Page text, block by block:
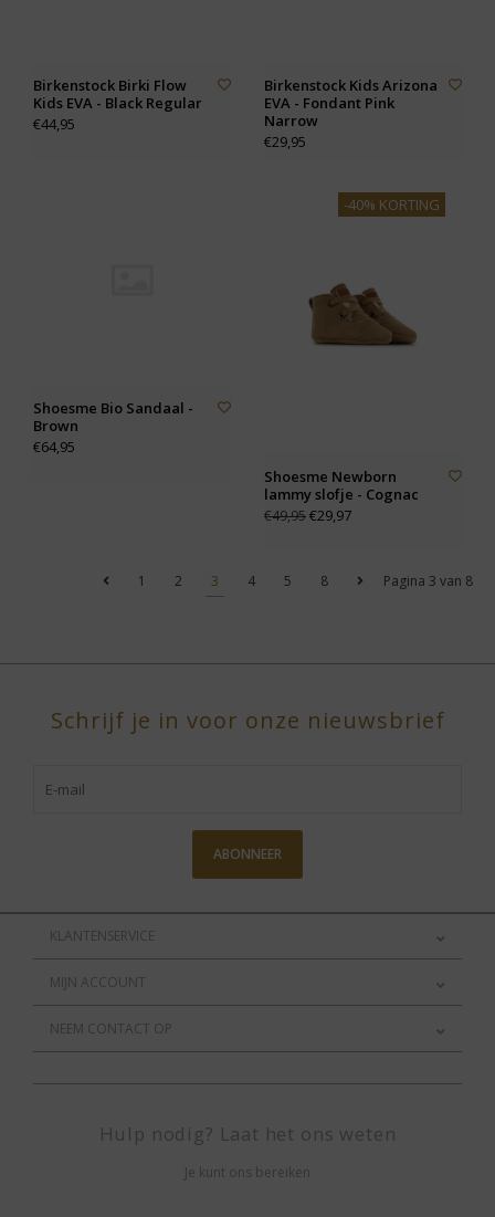
Birkenstock Birki Flow
Kids EVA - Black Regular
€44,95
Birkenstock Kids Arizona
EVA - Fondant Pink
Narrow
€29,95
Shoesme Bio Sandaal -
Brown
€64,95
-40% KORTING
Shoesme Newborn
lammy slofje - Cognac
€49,95€29,97
Pagina 3 van 8
1 2 3 4 5 8
Schrijf je in voor onze nieuwsbrief
ABONNEER
KLANTENSERVICE
MIJN ACCOUNT
NEEM CONTACT OP
Hulp nodig? Laat het ons weten
Je kunt ons bereiken